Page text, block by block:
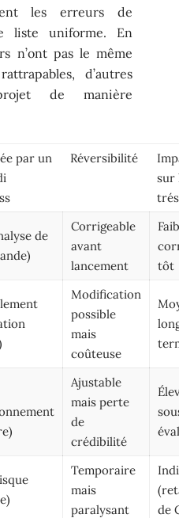
les erreurs de
liste uniforme. En
n’ont pas le même
d’autres
de manière
par un
Réversibilité
sur
de
Corrigeable
avant
lancement
tôt
Modification
possible
mais
coûteuse
Ajustable
mais perte
de
crédibilité
Temporaire
mais
paralysant
de